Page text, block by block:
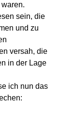
sein, die
und zu
versah, die
in der Lage
ich nun das